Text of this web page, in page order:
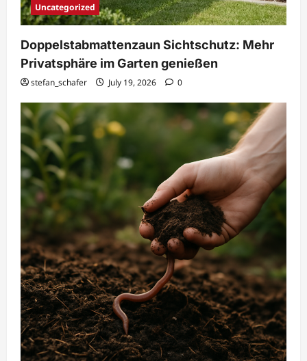
Uncategorized
Doppelstabmattenzaun Sichtschutz: Mehr
Privatsphäre im Garten genießen
stefan_schafer July 19, 2026 0